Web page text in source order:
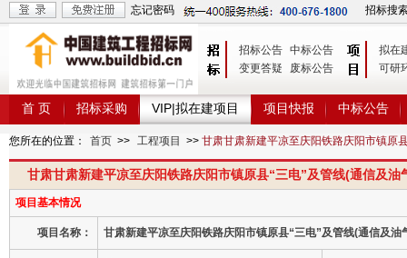
忘记密码 招标搜
招标公告 中标公告
变更答疑
废标公告
拟在
可研
首 页 招标采购 VIP|拟在建项目 项目快报 中标公告
您所在的位置： 首页 >> 工程项目 >> 甘肃甘肃新建平凉至庆阳铁路庆阳市镇原
甘肃甘肃新建平凉至庆阳铁路庆阳市镇原县“三电”及管线(通信及油
项目基本情况
项目名称： 甘肃新建平凉至庆阳铁路庆阳市镇原县“三电”及管线(通信及油